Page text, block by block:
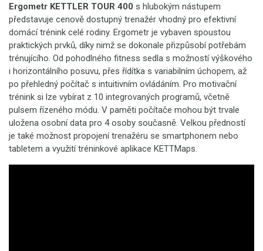
Ergometr KETTLER TOUR 400 s hlubokým nástupem
představuje cenově dostupný trenažér vhodný pro efektivní
domácí trénink celé rodiny. Ergometr je vybaven spoustou
praktických prvků, díky nimž se dokonale přizpůsobí potřebám
trénujícího. Od pohodlného fitness sedla s možností výškového
i horizontálního posuvu, přes řídítka s variabilním úchopem, až
po přehledný počítač s intuitivním ovládáním. Pro motivační
trénink si lze vybírat z 10 integrovaných programů, včetně
pulsem řízeného módu. V paměti počítače mohou být trvale
uložena osobní data pro 4 osoby současně. Velkou předností
je také možnost propojení trenažéru se smartphonem nebo
tabletem a využití tréninkové aplikace KETTMaps.